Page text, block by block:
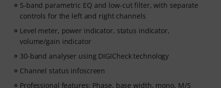
5-band parametric EQ and low-cut filter, with separate
controls for the left and right channels
Level meter, power indicator, status indicator,
volume/gain indicator
30-band analyser using DIGICheck technology
Channel status infoscreen
Professional features: Phase, base width, mono, M/S